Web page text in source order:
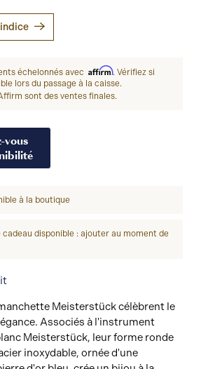
échelonnés avec Affirm. Vérifiez si
lors du passage à la caisse.
sont des ventes finales.
vous
à la boutique
cadeau disponible : ajouter au moment de
Meisterstück célèbrent le
Associés à l'instrument
Meisterstück, leur forme ronde
inoxydable, ornée d'une